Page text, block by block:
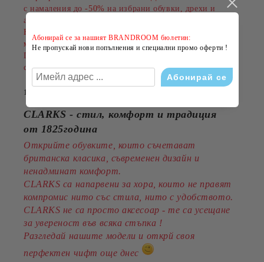
с намаления до -50% на избрани обувки, дрехи и
аксесоари.
Намаленията важат за разнообразни артикули и
марки, а количествата са ограничени.
Пазарувайте сега и подарете на лятото си повече
стил на по-добра цена!
14 Юли 2026
CLARKS - стил, комфорт и традиция
от 1825година
Открийте обувките, които съчетават
британска класика, съвременен дизайн и
ненадминат комфорт.
CLARKS са напарвени за хора, които не правят
компромис нито със стила, нито с удобството.
CLARKS не са просто аксесоар - те са усещане
за увереност във всяка стъпка !
Разгледай нашите модели и открй своя
перфектен чифт още днес
Абонирай се за нашият BRANDROOM бюлетин:
Не пропускай нови попълнения и специални промо оферти !